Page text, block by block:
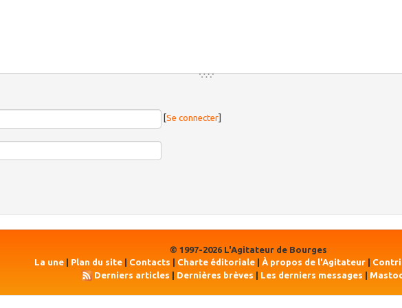
[Se connecter]
© 1997-2026 L'Agitateur de Bourges
La une
Plan du site Contacts Charte éditoriale À propos de l'Agitateur
Derniers articles | Dernières brèves | Les derniers messages |